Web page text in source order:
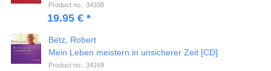
Product no.: 34338
19.95 € *
Betz, Robert
Mein Leben meistern in unsicherer Zeit [CD]
Product no.: 34169